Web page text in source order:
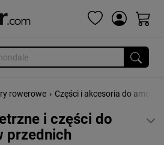
rowerowe › Części i akcesoria do
i części do
przednich